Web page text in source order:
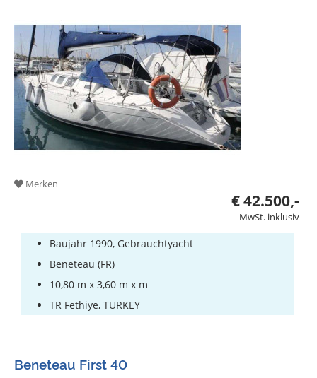
Merken
€ 42.500,-
MwSt. inklusiv
Baujahr 1990, Gebrauchtyacht
Beneteau (FR)
10,80 m x 3,60 m x m
TR Fethiye, TURKEY
Beneteau First 40